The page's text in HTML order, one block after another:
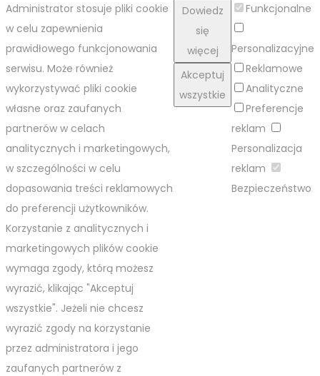
Administrator stosuje pliki cookie
w celu zapewnienia
prawidłowego funkcjonowania
serwisu. Może również
wykorzystywać pliki cookie
własne oraz zaufanych
partnerów w celach
analitycznych i marketingowych,
w szczególności w celu
dopasowania treści reklamowych
do preferencji użytkowników.
Korzystanie z analitycznych i
marketingowych plików cookie
wymaga zgody, którą możesz
wyrazić, klikając "Akceptuj
wszystkie". Jeżeli nie chcesz
wyrazić zgody na korzystanie
przez administratora i jego
zaufanych partnerów z
Dowiedz
się
więcej
Akceptuj
wszystkie
Funkcjonalne
Personalizacyjne
Reklamowe
Analityczne
Preferencje
reklam
Personalizacja
reklam
Bezpieczeństwo